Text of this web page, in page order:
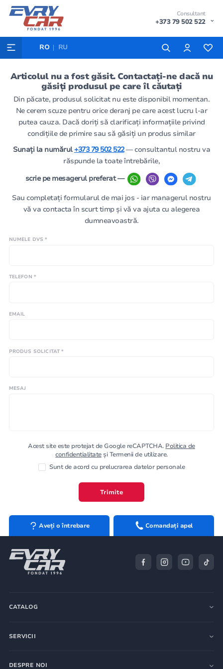
Consultant
+373 79 502 522
RO RU
Articolul nu a fost găsit. Contactați-ne dacă nu
găsiți produsul pe care îl căutați
Din păcate, produsul solicitat nu este disponibil momentan.
Ne cerem scuze pentru orice deranj pe care acest lucru l-ar
putea cauza. Dacă doriți să clarificați informațiile privind
condițiile de primire sau să găsiți un produs similar
Sunați la numărul+373 79 502 522— consultantul nostru va
răspunde la toate întrebările,
scrie pe mesagerul preferat —
Sau completați formularul de mai jos - iar managerul nostru
vă va contacta în scurt timp și vă va ajuta cu alegerea
dumneavoastră.
NUMELE DVS *
TELEFON *
EMAIL
PRODUS SOLICITAT *
MESAJ
Acest site este protejat de Google reCAPTCHA. Politica de
confidențialitateși Termenii de utilizare.
Sunt de acord cu prelucrarea datelor personale
Trimite
Aveți o întrebare Comandați apel
CATALOG
SERVICII
DESPRE NOI